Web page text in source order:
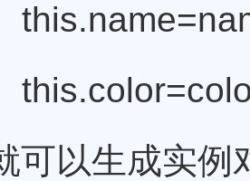
可以生成实例